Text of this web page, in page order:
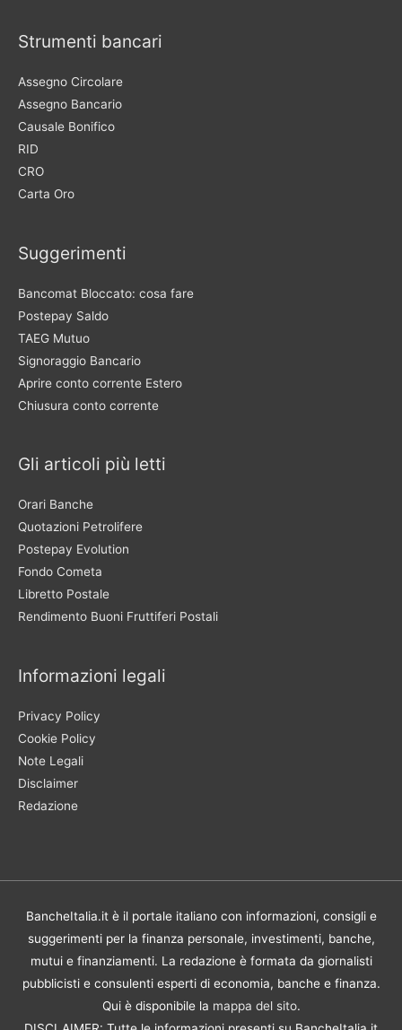
Strumenti bancari
Assegno Circolare
Assegno Bancario
Causale Bonifico
RID
CRO
Carta Oro
Suggerimenti
Bancomat Bloccato: cosa fare
Postepay Saldo
TAEG Mutuo
Signoraggio Bancario
Aprire conto corrente Estero
Chiusura conto corrente
Gli articoli più letti
Orari Banche
Quotazioni Petrolifere
Postepay Evolution
Fondo Cometa
Libretto Postale
Rendimento Buoni Fruttiferi Postali
Informazioni legali
Privacy Policy
Cookie Policy
Note Legali
Disclaimer
Redazione
BancheItalia.it è il portale italiano con informazioni, consigli e
suggerimenti per la finanza personale, investimenti, banche,
mutui e finanziamenti. La redazione è formata da giornalisti
pubblicisti e consulenti esperti di economia, banche e finanza.
Qui è disponibile la mappa del sito.